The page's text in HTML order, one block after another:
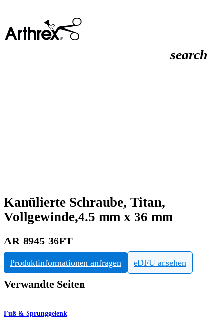
search
Kanülierte Schraube, Titan,
Vollgewinde,4.5 mm x 36 mm
AR-8945-36FT
Produktinformationen anfragen eDFU ansehen
Verwandte Seiten
Fuß & Sprunggelenk